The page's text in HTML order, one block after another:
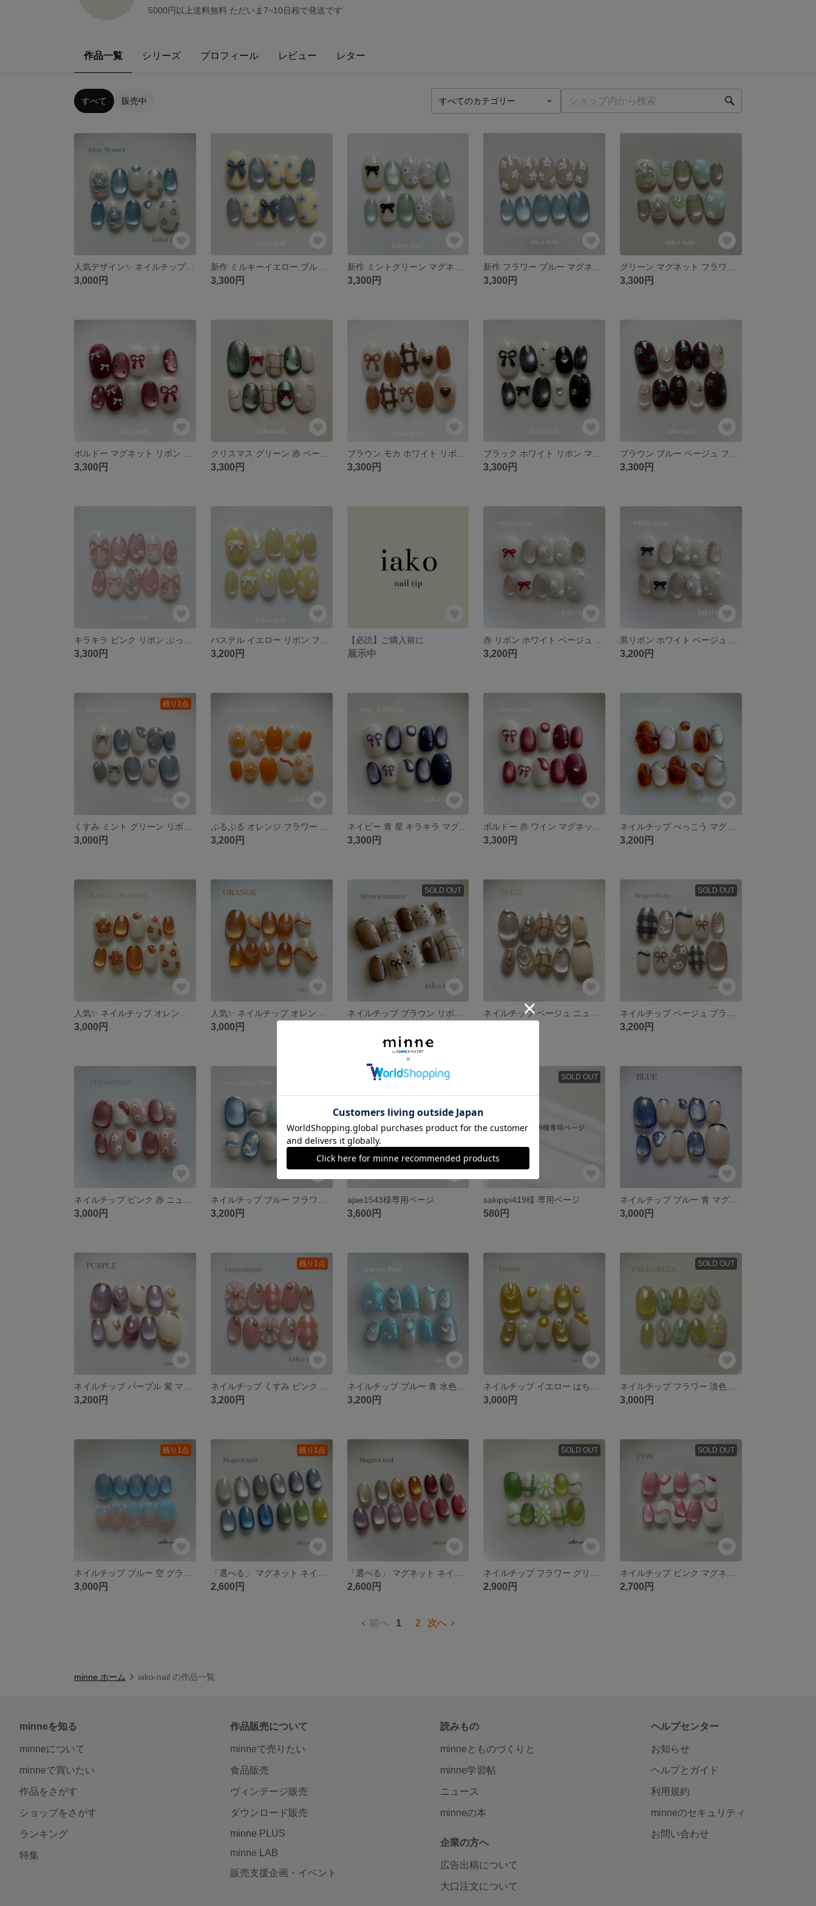
5000円以上送料無料 ただいま7~10日程で発送です
作品一覧 シリーズ プロフィール レビュー レター
すべて 販売中
人気デザイン✨ ネイルチップ ブルー 水色 マグネット フラワー 花 ぷっくり ネモフィラ 春 夏
3,000円
新作 ミルキーイエロー ブルー マグネット リボン フラワー 淡色 ネイルチップ 春 夏
3,300円 3,300円 3,300円 3,300円
3,300円 3,300円 3,300円 3,300円 3,300円
3,300円 3,200円
【必読】ご購入前に
展示中 3,200円 3,200円
残り1点
3,000円 3,200円
ネイビー 青 星 キラキラ マグネット リボン ぷっくり 秋 冬
3,300円 3,300円 3,200円
3,000円 3,000円
SOLD OUT SOLD OUT
3,200円
3,000円 3,200円
SOLD OUT
ajae1543様専用ページ
3,600円
SOLD OUT
sakipipi419様 専用ページ
580円 3,000円
3,200円
残り1点
3,200円 3,200円 3,000円
SOLD OUT
3,000円
残り1点
3,000円
残り1点
2,600円 2,600円
SOLD OUT
2,900円
SOLD OUT
2,700円
前へ 1 2 次へ
minne ホーム iako-nail の作品一覧
minneを知る
minneについて
minneで買いたい
作品をさがす
ショップをさがす
ランキング
特集
作品販売について
minneで売りたい
食品販売
ヴィンテージ販売
ダウンロード販売
minne PLUS
minne LAB
販売支援企画・イベント
読みもの
minneとものづくりと
minne学習帖
ニュース
minneの本
企業の方へ
広告出稿について
大口注文について
ヘルプセンター
お知らせ
ヘルプとガイド
利用規約
minneのセキュリティ
お問い合わせ